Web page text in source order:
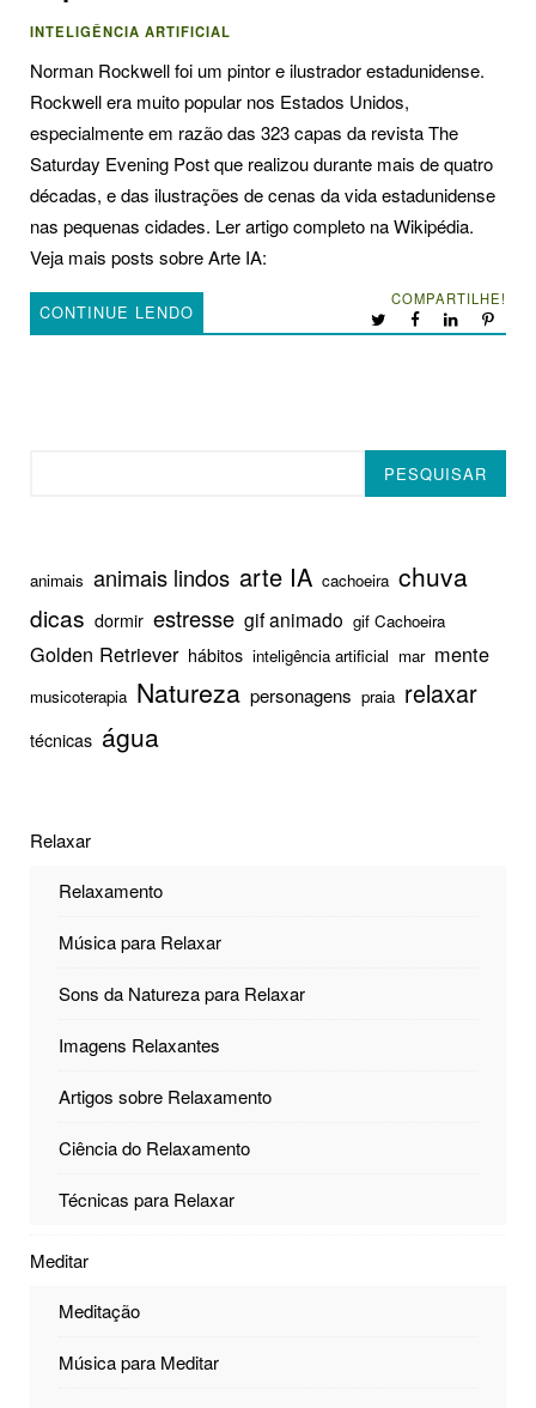
INTELIGÊNCIA ARTIFICIAL
Norman Rockwell foi um pintor e ilustrador estadunidense.
Rockwell era muito popular nos Estados Unidos,
especialmente em razão das 323 capas da revista The
Saturday Evening Post que realizou durante mais de quatro
décadas, e das ilustrações de cenas da vida estadunidense
nas pequenas cidades. Ler artigo completo na Wikipédia.
Veja mais posts sobre Arte IA:
CONTINUE LENDO
COMPARTILHE!
PESQUISAR
animais animais lindos arte IA cachoeira chuva
dicas dormir estresse gif animado gif Cachoeira
Golden Retriever hábitos inteligência artificial mar mente
musicoterapia Natureza personagens praia relaxar
técnicas água
Relaxar
Relaxamento
Música para Relaxar
Sons da Natureza para Relaxar
Imagens Relaxantes
Artigos sobre Relaxamento
Ciência do Relaxamento
Técnicas para Relaxar
Meditar
Meditação
Música para Meditar